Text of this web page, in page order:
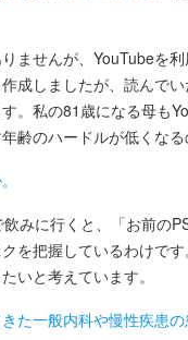
ませんが、YouTubeを
成しましたが、読んで
。私の81歳になる母も
齢のハードルが低くなる
みに行くと、「お前の
を把握しているわけで
いと考えています。
一般内科や慢性疾患の